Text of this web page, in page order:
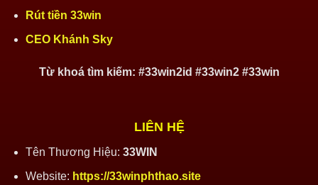
Rút tiền 33win
CEO Khánh Sky
Từ khoá tìm kiếm: #33win2id #33win2 #33win
LIÊN HỆ
Tên Thương Hiệu: 33WIN
Website: https://33winphthao.site